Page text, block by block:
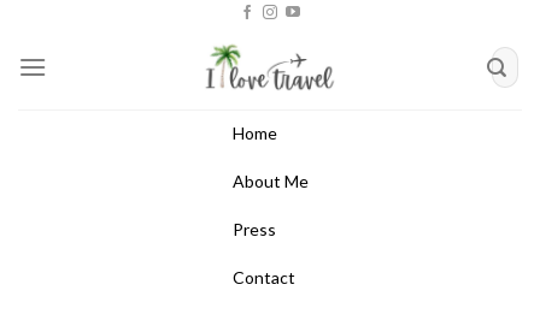
content
Home
About Me
Press
Contact